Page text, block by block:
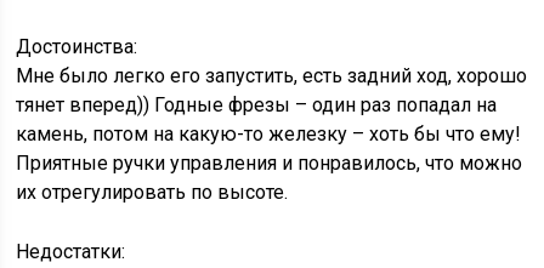
Достоинства:
Мне было легко его запустить, есть задний ход, хорошо
тянет вперед)) Годные фрезы – один раз попадал на
камень, потом на какую-то железку – хоть бы что ему!
Приятные ручки управления и понравилось, что можно
их отрегулировать по высоте.
Недостатки: